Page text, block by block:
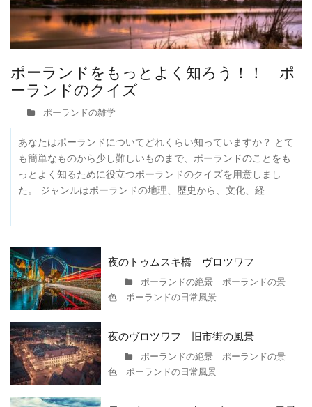
ポーランドをもっとよく知ろう！！ ポ
ーランドのクイズ
ポーランドの雑学
あなたはポーランドについてどれくらい知っていますか？ とて
も簡単なものから少し難しいものまで、ポーランドのことをも
っとよく知るために役立つポーランドのクイズを用意しまし
た。 ジャンルはポーランドの地理、歴史から、文化、経
夜のトゥムスキ橋 ヴロツワフ
ポーランドの絶景 ポーランドの景
色 ポーランドの日常風景
夜のヴロツワフ 旧市街の風景
ポーランドの絶景 ポーランドの景
色 ポーランドの日常風景